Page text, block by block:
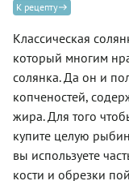
К рецепту
Классическая
который многим
солянка. Да он и
копченостей,
жира. Для того
купите целую
вы используете
кости и обрезки